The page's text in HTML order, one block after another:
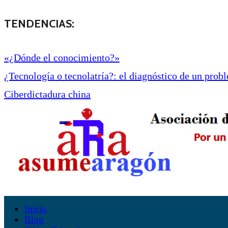
TENDENCIAS:
«¿Dónde el conocimiento?»
¿Tecnología o tecnolatría?: el diagnóstico de un
Ciberdictadura china
Inicio
Blog